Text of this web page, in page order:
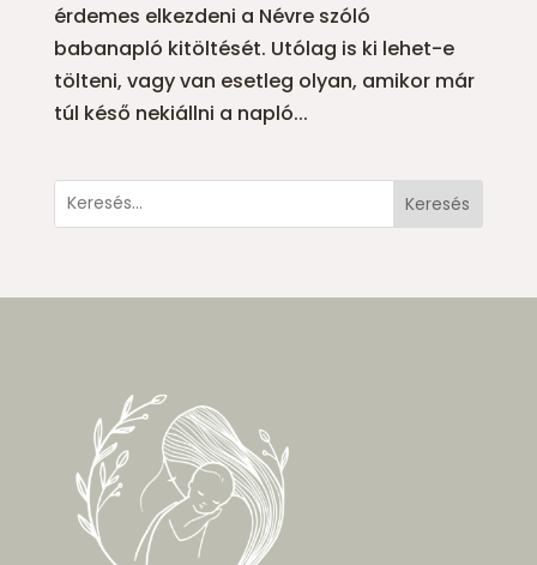
érdemes elkezdeni a Névre szóló
babanapló kitöltését. Utólag is ki lehet-e
tölteni, vagy van esetleg olyan, amikor már
túl késő nekiállni a napló...
Keresés